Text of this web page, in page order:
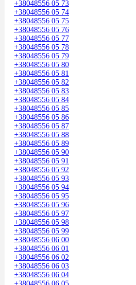
+38048556 05 73
+38048556 05 74
+38048556 05 75
+38048556 05 76
+38048556 05 77
+38048556 05 78
+38048556 05 79
+38048556 05 80
+38048556 05 81
+38048556 05 82
+38048556 05 83
+38048556 05 84
+38048556 05 85
+38048556 05 86
+38048556 05 87
+38048556 05 88
+38048556 05 89
+38048556 05 90
+38048556 05 91
+38048556 05 92
+38048556 05 93
+38048556 05 94
+38048556 05 95
+38048556 05 96
+38048556 05 97
+38048556 05 98
+38048556 05 99
+38048556 06 00
+38048556 06 01
+38048556 06 02
+38048556 06 03
+38048556 06 04
+38048556 06 05